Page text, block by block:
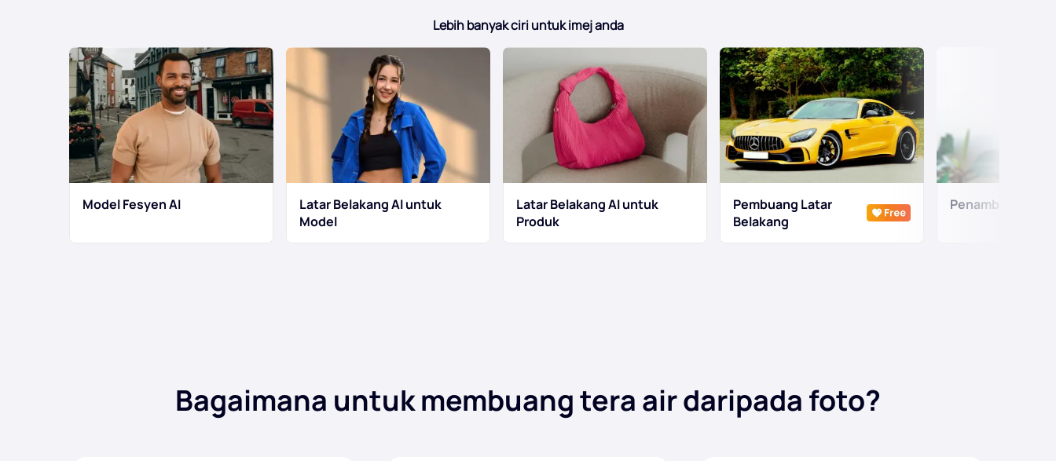
Lebih banyak ciri untuk imej anda
Model Fesyen AI
Latar Belakang AI untuk
Model
Latar Belakang AI untuk
Produk
Pembuang Latar
Belakang
Penambah Foto
Bagaimana untuk membuang tera air daripada foto?